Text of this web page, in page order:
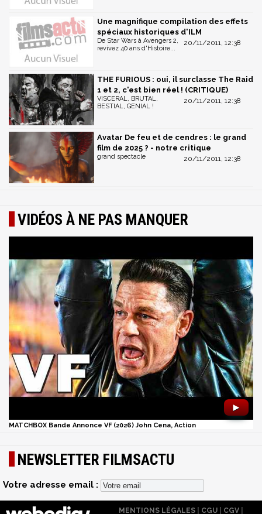
Une magnifique compilation des effets
spéciaux historiques d'ILM
20/11/2011, 12:38
De Star Wars à Avengers 2,
revivez 40 ans d'Histoire...
THE FURIOUS : oui, il surclasse The Raid
1 et 2, c'est bien réel ! (CRITIQUE)
20/11/2011, 12:38
VISCERAL, BRUTAL,
BESTIAL, GENIAL !
Avatar De feu et de cendres : le grand
film de 2025 ? - notre critique
20/11/2011, 12:38
grand spectacle
VIDÉOS À NE PAS MANQUER
►
MATCHBOX Bande Annonce VF (2026) John Cena, Action
NEWSLETTER FILMSACTU
Votre adresse email :
MENTIONS LÉGALES| CGU| CGV|